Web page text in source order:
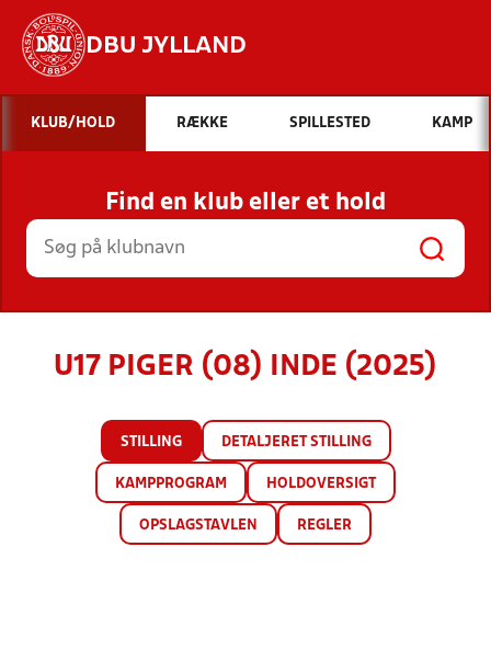
DBU JYLLAND
Hvad vil du søge efter?
INDHOLD OG NYHEDER
STILLINGER, RESULTATER, KLUBBER OG
HOLD
KLUB/HOLD RÆKKE SPILLESTED KAMP
Find en klub eller et hold
U17 PIGER (08) INDE (2025)
STILLING DETALJERET STILLING
KAMPPROGRAM HOLDOVERSIGT
OPSLAGSTAVLEN REGLER